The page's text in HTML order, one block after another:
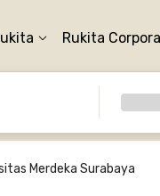
Rukita
Merdeka Surabaya